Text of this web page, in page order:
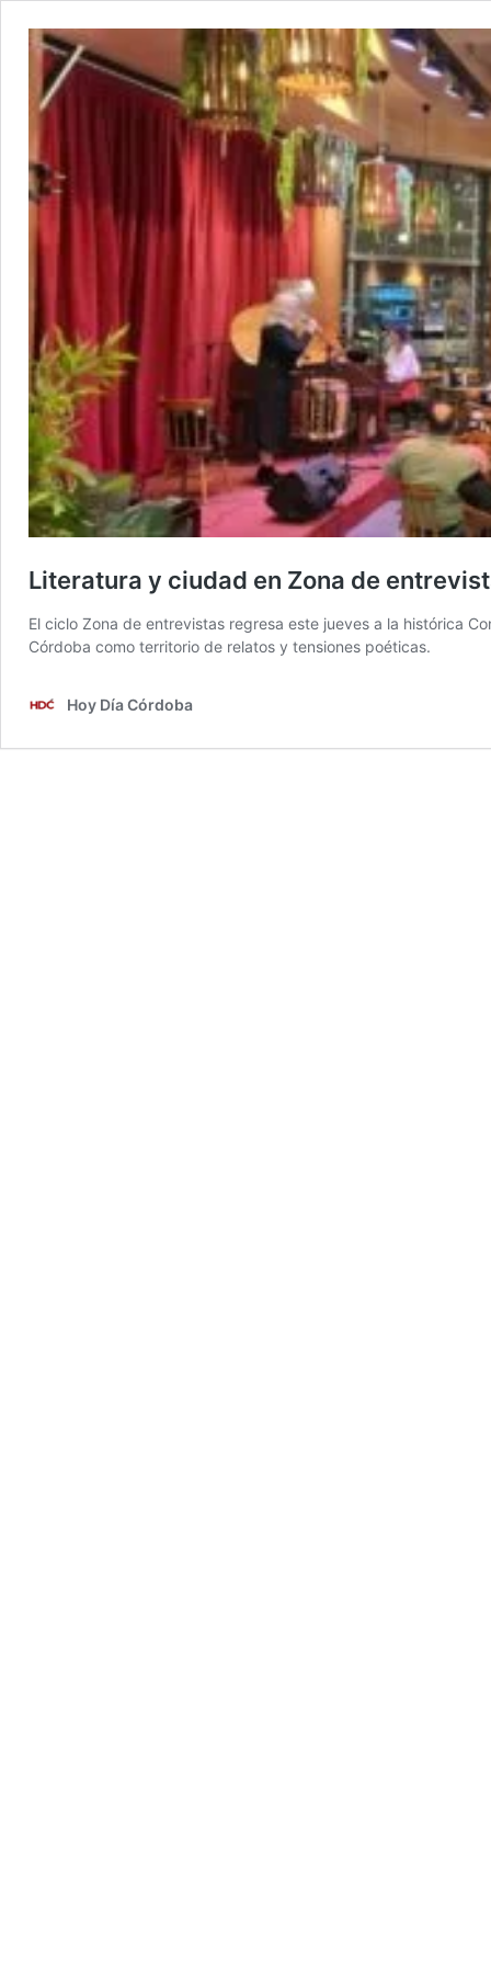
Literatura y ciudad en Zona de
El ciclo Zona de entrevistas regresa este jueves a la histórica
Córdoba como territorio de relatos y tensiones poéticas.
Hoy Día Córdoba